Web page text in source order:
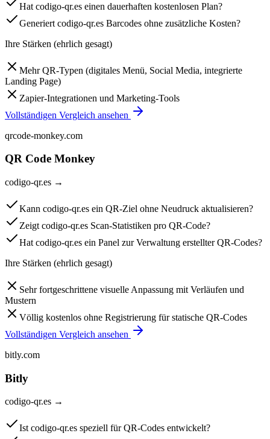
Hat codigo-qr.es einen dauerhaften kostenlosen Plan?
Generiert codigo-qr.es Barcodes ohne zusätzliche Kosten?
Ihre Stärken (ehrlich gesagt)
Mehr QR-Typen (digitales Menü, Social Media, integrierte
Landing Page)
Zapier-Integrationen und Marketing-Tools
Vollständigen Vergleich ansehen
qrcode-monkey.com
QR Code Monkey
codigo-qr.es →
Kann codigo-qr.es ein QR-Ziel ohne Neudruck aktualisieren?
Zeigt codigo-qr.es Scan-Statistiken pro QR-Code?
Hat codigo-qr.es ein Panel zur Verwaltung erstellter QR-Codes?
Ihre Stärken (ehrlich gesagt)
Sehr fortgeschrittene visuelle Anpassung mit Verläufen und
Mustern
Völlig kostenlos ohne Registrierung für statische QR-Codes
Vollständigen Vergleich ansehen
bitly.com
Bitly
codigo-qr.es →
Ist codigo-qr.es speziell für QR-Codes entwickelt?